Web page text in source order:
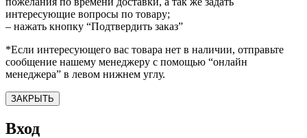
интересующие вопросы по товару;
– нажать кнопку “Подтвердить заказ”
*Если интересующего вас товара нет в наличии, отправьте
сообщение нашему менеджеру с помощью “онлайн
менеджера” в левом нижнем углу.
ЗАКРЫТЬ
Вход